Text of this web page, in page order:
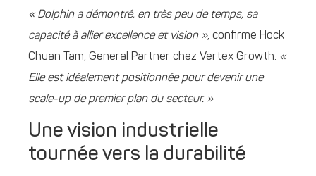
« Dolphin a démontré, en très peu de temps, sa
capacité à allier excellence et vision », confirme Hock
Chuan Tam, General Partner chez Vertex Growth. «
Elle est idéalement positionnée pour devenir une
scale-up de premier plan du secteur. »
Une vision industrielle
tournée vers la durabilité